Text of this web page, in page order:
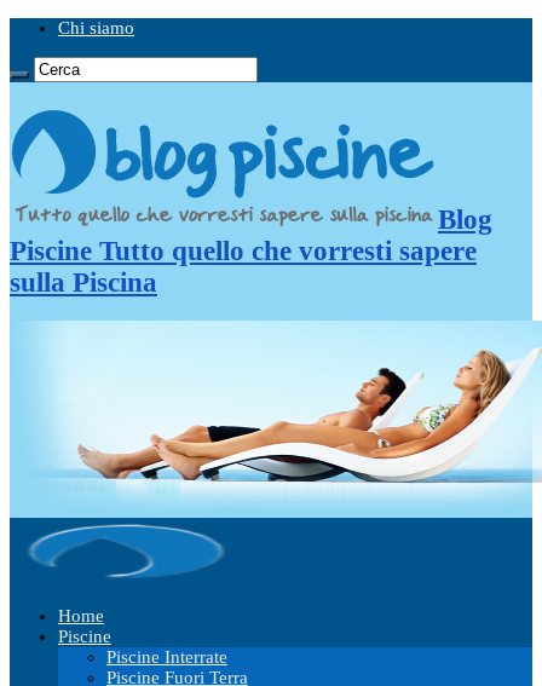
Chi siamo
Blog
Piscine Tutto quello che vorresti sapere
sulla Piscina
Home
Piscine
Piscine Interrate
Piscine Fuori Terra